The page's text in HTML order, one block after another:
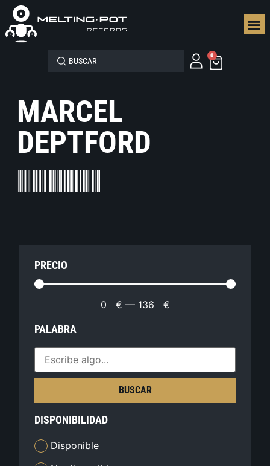
0
MARCEL
DEPTFORD
PRECIO
0 € — 136 €
PALABRA
BUSCAR
DISPONIBILIDAD
Disponible